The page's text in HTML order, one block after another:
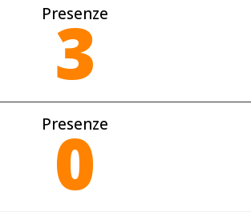
Presenze
3
Presenze
0